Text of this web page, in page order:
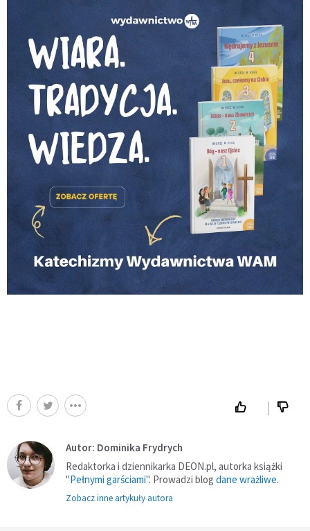
Autor: Dominika Frydrych
Redaktorka i dziennikarka DEON.pl, autorka książki
"Pełnymi garściami". Prowadzi blog dane wrażliwe.
Zobacz inne artykuły autora